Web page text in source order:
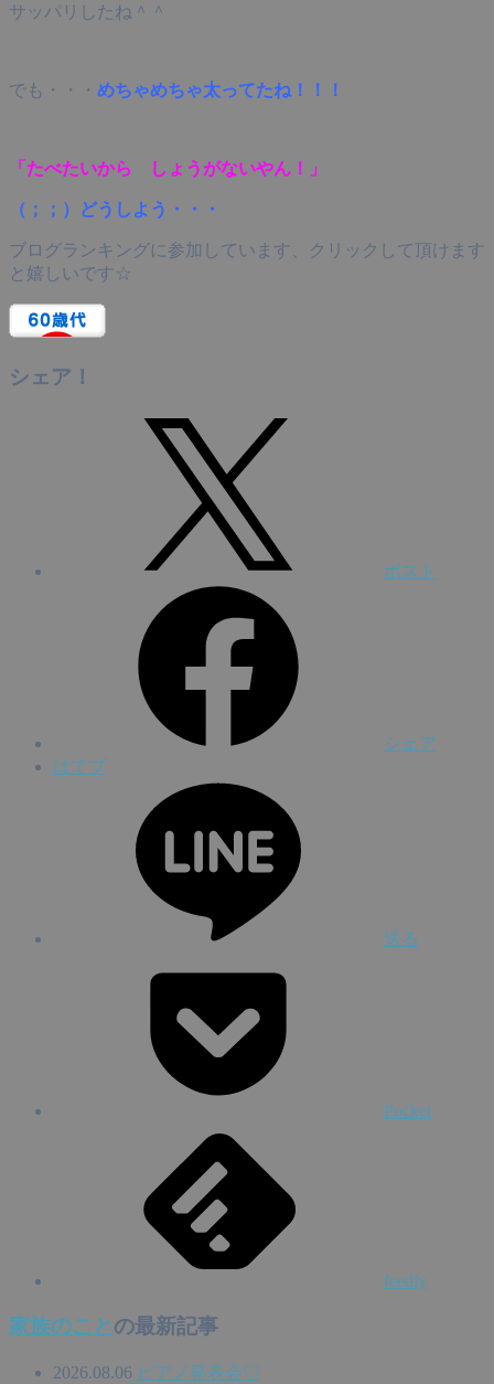
サッパリしたね＾＾
でも・・・ めちゃめちゃ太ってたね！！！
「たべたいから しょうがないやん！」
（；；）どうしよう・・・
ブログランキングに参加しています、クリックして頂けます
と嬉しいです☆
シェア！
ポスト
シェア
はてブ
送る
Pocket
feedly
家族のことの最新記事
2026.08.06 ピアノ発表会♡